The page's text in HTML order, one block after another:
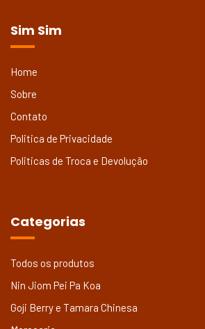
Sim Sim
Home
Sobre
Contato
Politica de Privacidade
Politicas de Troca e Devolução
Categorias
Todos os produtos
Nin Jiom Pei Pa Koa
Goji Berry e Tamara Chinesa